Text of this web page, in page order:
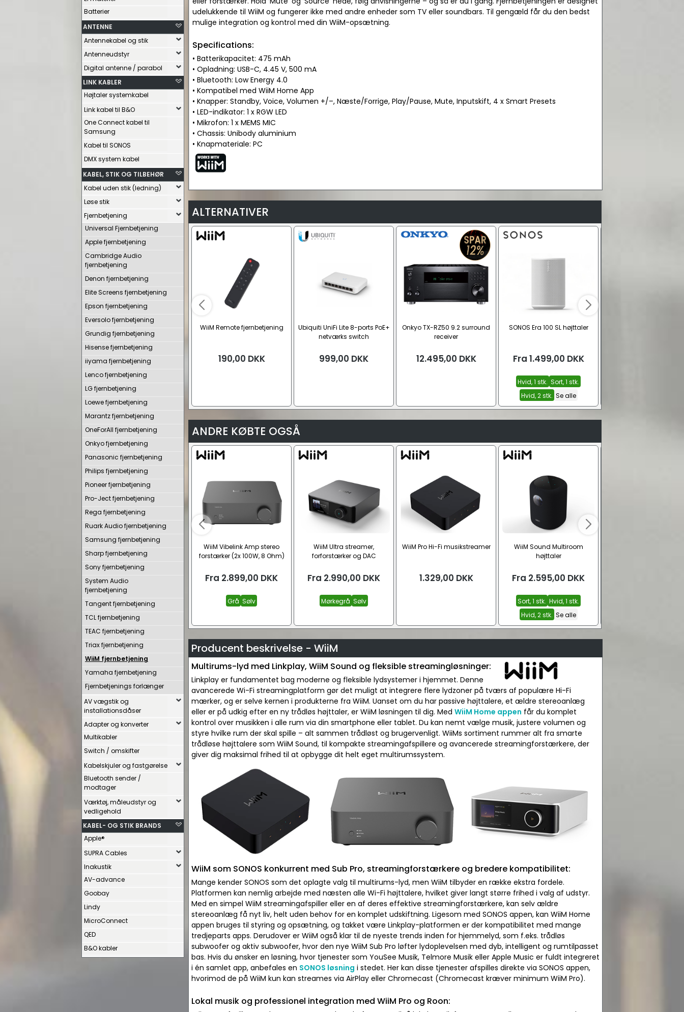
Batterier
ANTENNE
Antennekabel og stik
Antenneudstyr
Digital antenne / parabol
LINK KABLER
Højtaler systemkabel
Link kabel til B&O
One Connect kabel til
Samsung
Kabel til SONOS
DMX system kabel
KABEL, STIK OG TILBEHØR
Kabel uden stik (ledning)
Løse stik
Fjernbetjening
Universal Fjernbetjening
Apple fjernbetjening
Cambridge Audio
fjernbetjening
Denon fjernbetjening
Elite Screens fjernbetjening
Epson fjernbetjening
Eversolo fjernbetjening
Grundig fjernbetjening
Hisense fjernbetjening
iiyama fjernbetjening
Lenco fjernbetjening
LG fjernbetjening
Loewe fjernbetjening
Marantz fjernbetjening
OneForAll fjernbetjening
Onkyo fjernbetjening
Panasonic fjernbetjening
Philips fjernbetjening
Pioneer fjernbetjening
Pro-Ject fjernbetjening
Rega fjernbetjening
Ruark Audio fjernbetjening
Samsung fjernbetjening
Sharp fjernbetjening
Sony fjernbetjening
System Audio
fjernbetjening
Tangent fjernbetjening
TCL fjernbetjening
TEAC fjernbetjening
Triax fjernbetjening
WiiM fjernbetjening
Yamaha fjernbetjening
Fjernbetjenings forlænger
AV vægstik og
installationsdåser
Adapter og konverter
Multikabler
Switch / omskifter
Kabelskjuler og fastgørelse
Bluetooth sender /
modtager
Værktøj, måleudstyr og
vedligehold
KABEL- OG STIK BRANDS
Apple®
SUPRA Cables
Inakustik
AV-advance
Goobay
Lindy
MicroConnect
QED
B&O kabler
udelukkende til WiiM og fungerer ikke med andre enheder som TV eller soundbars. Til gengæld får du den bedst
mulige integration og kontrol med din WiiM-opsætning.
Specifications:
• Batterikapacitet: 475 mAh
• Opladning: USB-C, 4.45 V, 500 mA
• Bluetooth: Low Energy 4.0
• Kompatibel med WiiM Home App
• Knapper: Standby, Voice, Volumen +/–, Næste/Forrige, Play/Pause, Mute, Inputskift, 4 x Smart Presets
• LED-indikator: 1 x RGW LED
• Mikrofon: 1 x MEMS MIC
• Chassis: Unibody aluminium
• Knapmateriale: PC
ALTERNATIVER
WiiM Remote fjernbetjening
190,00 DKK
Ubiquiti UniFi Lite 8-ports PoE+
netværks switch
999,00 DKK
Onkyo TX-RZ50 9.2 surround
receiver
12.495,00 DKK
SONOS Era 100 SL højttaler
Fra 1.499,00 DKK
Hvid, 1 stk. Sort, 1 stk.
Hvid, 2 stk. Se alle
ANDRE KØBTE OGSÅ
WiiM Vibelink Amp stereo
forstærker (2x 100W, 8 Ohm)
Fra 2.899,00 DKK
Grå Sølv
WiiM Ultra streamer,
forforstærker og DAC
Fra 2.990,00 DKK
Mørkegrå Sølv
WiiM Pro Hi-Fi musikstreamer
1.329,00 DKK
WiiM Sound Multiroom
højttaler
Fra 2.595,00 DKK
Sort, 1 stk. Hvid, 1 stk.
Hvid, 2 stk. Se alle
Producent beskrivelse - WiiM
Multirums-lyd med Linkplay, WiiM Sound og fleksible streamingløsninger:
Linkplay er fundamentet bag moderne og fleksible lydsystemer i hjemmet. Denne
avancerede Wi-Fi streamingplatform gør det muligt at integrere flere lydzoner på tværs af populære Hi-Fi
mærker, og er selve kernen i produkterne fra WiiM. Uanset om du har passive højttalere, et ældre stereoanlæg
eller er på udkig efter en ny trådløs højttaler, er WiiM løsningen til dig. Med WiiM Home appen får du komplet
kontrol over musikken i alle rum via din smartphone eller tablet. Du kan nemt vælge musik, justere volumen og
styre hvilke rum der skal spille – alt sammen trådløst og brugervenligt. WiiMs sortiment rummer alt fra smarte
trådløse højttalere som WiiM Sound, til kompakte streamingafspillere og avancerede streamingforstærkere, der
giver dig maksimal frihed til at opbygge dit helt eget multirumssystem.
WiiM som SONOS konkurrent med Sub Pro, streamingforstærkere og bredere kompatibilitet:
Mange kender SONOS som det oplagte valg til multirums-lyd, men WiiM tilbyder en række ekstra fordele.
Platformen kan nemlig arbejde med næsten alle Wi-Fi højttalere, hvilket giver langt større frihed i valg af udstyr.
Med en simpel WiiM streamingafspiller eller en af deres effektive streamingforstærkere, kan selv ældre
stereoanlæg få nyt liv, helt uden behov for en komplet udskiftning. Ligesom med SONOS appen, kan WiiM Home
appen bruges til styring og opsætning, og takket være Linkplay-platformen er der kompatibilitet med mange
tredjeparts apps. Derudover er WiiM også klar til de nyeste trends inden for hjemmelyd, som f.eks. trådløs
subwoofer og aktiv subwoofer, hvor den nye WiiM Sub Pro løfter lydoplevelsen med dyb, intelligent og rumtilpasset
bas. Hvis du ønsker en løsning, hvor tjenester som YouSee Musik, Telmore Musik eller Apple Music er fuldt integreret
i én samlet app, anbefales en SONOS løsning i stedet. Her kan disse tjenester afspilles direkte via SONOS appen,
hvorimod de på WiiM kun kan streames via AirPlay eller Chromecast (Chromecast kræver minimum WiiM Pro).
Lokal musik og professionel integration med WiiM Pro og Roon: